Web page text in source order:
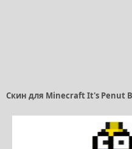
Скин для Minecraft It's Penut